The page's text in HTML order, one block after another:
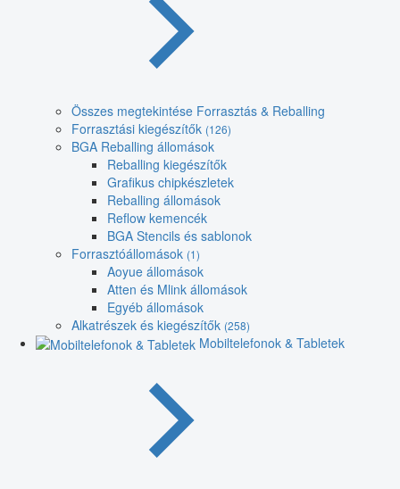
Összes megtekintése Forrasztás & Reballing
Forrasztási kiegészítők (126)
BGA Reballing állomások
Reballing kiegészítők
Grafikus chipkészletek
Reballing állomások
Reflow kemencék
BGA Stencils és sablonok
Forrasztóállomások (1)
Aoyue állomások
Atten és Mlink állomások
Egyéb állomások
Alkatrészek és kiegészítők (258)
Mobiltelefonok & Tabletek